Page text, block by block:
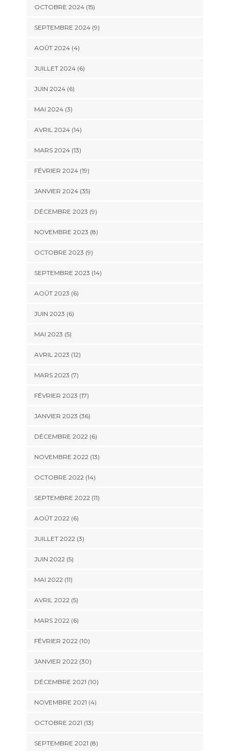
OCTOBRE 2024 (15)
SEPTEMBRE 2024 (9)
AOÛT 2024 (4)
JUILLET 2024 (6)
JUIN 2024 (6)
MAI 2024 (3)
AVRIL 2024 (14)
MARS 2024 (13)
FÉVRIER 2024 (19)
JANVIER 2024 (35)
DÉCEMBRE 2023 (9)
NOVEMBRE 2023 (8)
OCTOBRE 2023 (9)
SEPTEMBRE 2023 (14)
AOÛT 2023 (6)
JUIN 2023 (6)
MAI 2023 (5)
AVRIL 2023 (12)
MARS 2023 (7)
FÉVRIER 2023 (17)
JANVIER 2023 (36)
DÉCEMBRE 2022 (6)
NOVEMBRE 2022 (13)
OCTOBRE 2022 (14)
SEPTEMBRE 2022 (11)
AOÛT 2022 (6)
JUILLET 2022 (3)
JUIN 2022 (5)
MAI 2022 (11)
AVRIL 2022 (5)
MARS 2022 (6)
FÉVRIER 2022 (10)
JANVIER 2022 (30)
DÉCEMBRE 2021 (10)
NOVEMBRE 2021 (4)
OCTOBRE 2021 (13)
SEPTEMBRE 2021 (8)